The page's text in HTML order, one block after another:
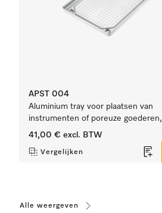
APST 004
Aluminium tray voor plaatsen van
instrumenten of poreuze
41,00 € excl. BTW
Vergelijken
Alle weergeven